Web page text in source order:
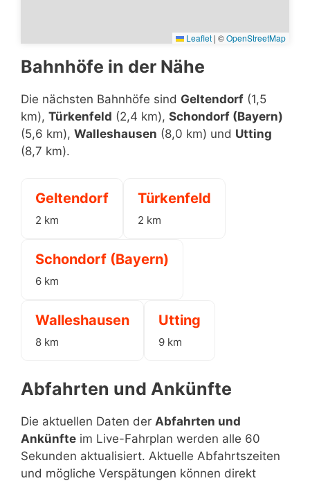
Leaflet | ©OpenStreetMap
Bahnhöfe in der Nähe
Die nächsten Bahnhöfe sind Geltendorf (1,5
km), Türkenfeld (2,4 km), Schondorf (Bayern)
(5,6 km), Walleshausen (8,0 km) und Utting
(8,7 km).
Geltendorf
2 km
Türkenfeld
2 km
Schondorf (Bayern)
6 km
Walleshausen
8 km
Utting
9 km
Abfahrten und Ankünfte
Die aktuellen Daten der Abfahrten und
Ankünfte im Live-Fahrplan werden alle 60
Sekunden aktualisiert. Aktuelle Abfahrtszeiten
und mögliche Verspätungen können direkt